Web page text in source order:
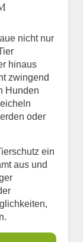
nicht nur
hinaus
zwingend
Hunden
oder
ein
aus und